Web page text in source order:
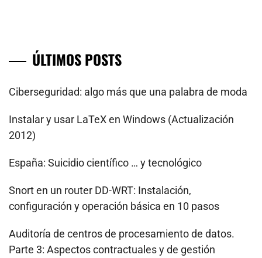
ÚLTIMOS POSTS
Ciberseguridad: algo más que una palabra de moda
Instalar y usar LaTeX en Windows (Actualización
2012)
España: Suicidio científico … y tecnológico
Snort en un router DD-WRT: Instalación,
configuración y operación básica en 10 pasos
Auditoría de centros de procesamiento de datos.
Parte 3: Aspectos contractuales y de gestión